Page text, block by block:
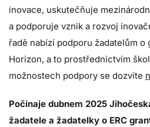
inovace, uskutečňuje
a podporuje vznik a rozvoj
řadě nabízí podporu žadatelům o
Horizon, a to prostřednictvím
možnostech podpory se dozvíte
Počínaje dubnem 2025
žadatele a žadatelky o ERC